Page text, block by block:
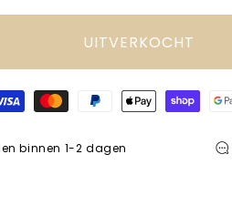
UITVERKOCHT
binnen 1-2 dagen